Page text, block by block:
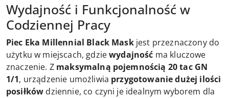
Wydajność i Funkcjonalność w
Codziennej Pracy
Piec Eka Millennial Black Maskjest przeznaczony do
użytku w miejscach, gdziewydajność ma kluczowe
znaczenie. Z maksymalną pojemnością 20 tac GN
1/1, urządzenie umożliwia przygotowanie dużej ilości
posiłków dziennie, co czyni je idealnym wyborem dla